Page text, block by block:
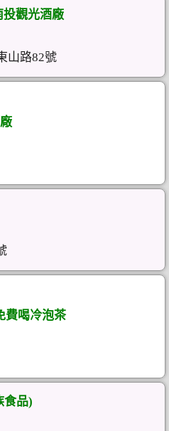
投觀光酒廠
山路82號
費喝冷泡茶
食品)